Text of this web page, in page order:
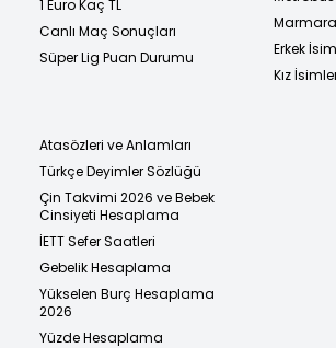
1 Euro Kaç TL
Canlı Maç Sonuçları
Süper Lig Puan Durumu
Erkek
Kız
Atasözleri ve Anlamları
Türkçe Deyimler Sözlüğü
Çin Takvimi 2026 ve Bebek
Cinsiyeti Hesaplama
İETT Sefer Saatleri
Gebelik Hesaplama
Yükselen Burç Hesaplama
2026
Yüzde Hesaplama